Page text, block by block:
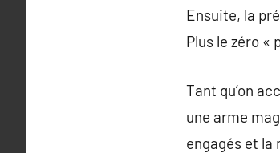
Ensuite, la
Plus le zéro «
Tant qu’on
une arme
engagés et la